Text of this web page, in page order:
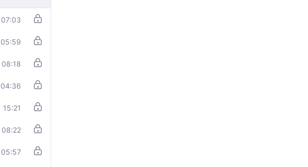
07:03
05:59
08:18
04:36
15:21
08:22
05:57